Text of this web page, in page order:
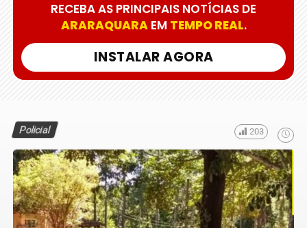
RECEBA AS PRINCIPAIS NOTÍCIAS DE
ARARAQUARAEM TEMPO REAL.
INSTALAR AGORA
Policial 203